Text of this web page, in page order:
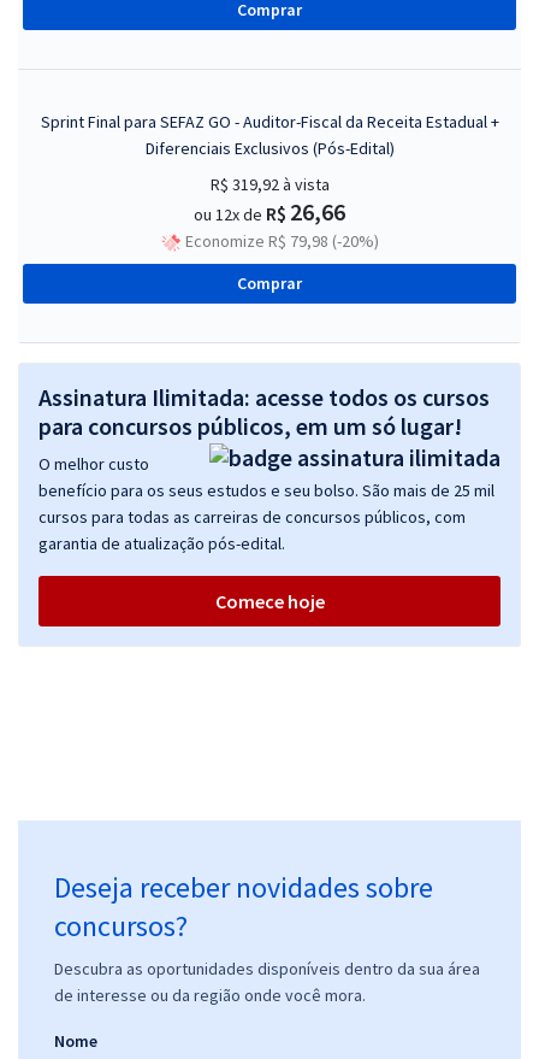
Comprar
Sprint Final para SEFAZ GO - Auditor-Fiscal da Receita Estadual +
Diferenciais Exclusivos (Pós-Edital)
R$ 319,92à vista
ou 12x de R$ 26,66
Economize R$ 79,98 (-20%)
Comprar
Assinatura Ilimitada: acesse todos os cursos
para concursos públicos, em um só lugar!
O melhor custo
benefício para os seus estudos e seu bolso. São mais de 25 mil
cursos para todas as carreiras de concursos públicos, com
garantia de atualização pós-edital.
Comece hoje
Deseja receber novidades sobre
concursos?
Descubra as oportunidades disponíveis dentro da sua área
de interesse ou da região onde você mora.
Nome